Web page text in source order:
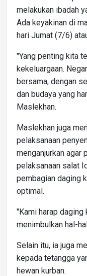
melakukan ibadah
Ada keyakinan di
hari Jumat (7/6)
"Yang penting kita
kekeluargaan.
bersama, dengan
dan budaya yang
Maslekhan.
Maslekhan juga
pelaksanaan
menganjurkan agar
pelaksanaan salat
pembagian daging
optimal.
"Kami harap
menimbulkan hal-
Selain itu, ia juga
kepada tetangga
hewan kurban.